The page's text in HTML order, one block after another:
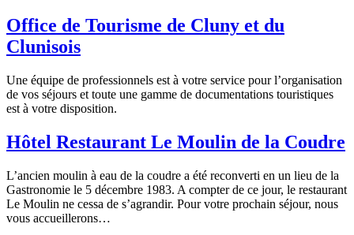
Office de Tourisme de Cluny et du
Clunisois
Une équipe de professionnels est à votre service pour l’organisation
de vos séjours et toute une gamme de documentations touristiques
est à votre disposition.
Hôtel Restaurant Le Moulin de la Coudre
L’ancien moulin à eau de la coudre a été reconverti en un lieu de la
Gastronomie le 5 décembre 1983. A compter de ce jour, le restaurant
Le Moulin ne cessa de s’agrandir. Pour votre prochain séjour, nous
vous accueillerons…